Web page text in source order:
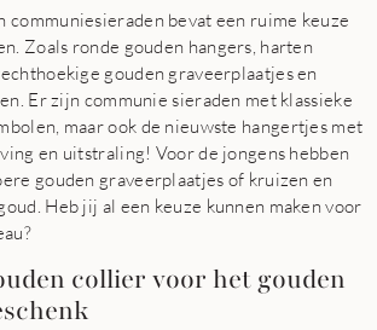
communiesieraden bevat een ruime keuze
Zoals ronde gouden hangers, harten
gouden graveerplaatjes en
Er zijn communie sieraden met klassieke
maar ook de nieuwste hangertjes met
en uitstraling! Voor de jongens hebben
gouden graveerplaatjes of kruizen en
Heb jij al een keuze kunnen maken voor
collier voor het gouden